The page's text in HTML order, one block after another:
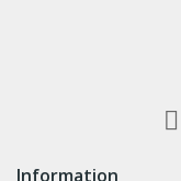
Information